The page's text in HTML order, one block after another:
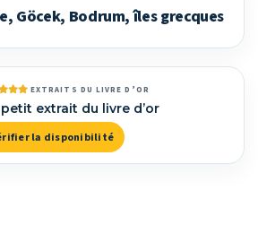
Göcek, Bodrum, îles grecques
EXTRAITS DU LIVRE D’OR
extrait du livre d’or
la disponibilité